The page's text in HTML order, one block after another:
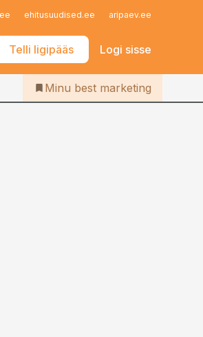
ehitusuudised.ee aripaev.ee
Telli ligipääs Logi sisse
Iseteenindus
Telli Bestmarketing
Minu best marketing